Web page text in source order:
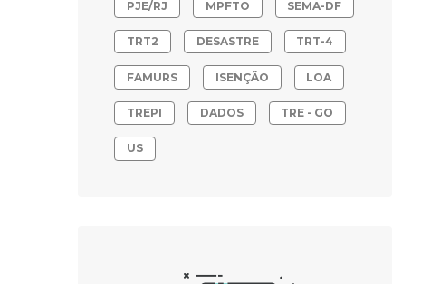
PJE/RJ MPFTO SEMA-DF
TRT2 DESASTRE TRT-4
FAMURS ISENÇÃO LOA
TREPI DADOS TRE - GO
US